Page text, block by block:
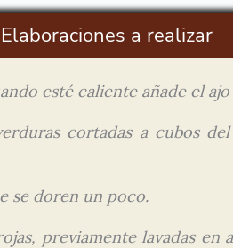
Elaboraciones a realizar
esté caliente añade el
cortadas a cubos
se doren un poco.
previamente lavadas en